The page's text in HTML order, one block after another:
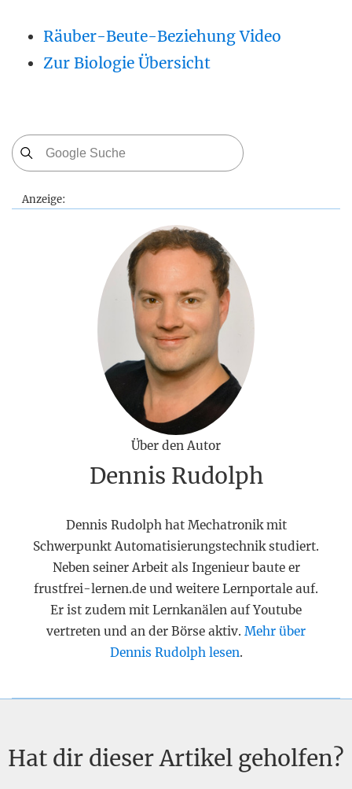
Räuber-Beute-Beziehung Video
Zur Biologie Übersicht
Anzeige:
Über den Autor
Dennis Rudolph
Dennis Rudolph hat Mechatronik mit
Schwerpunkt Automatisierungstechnik studiert.
Neben seiner Arbeit als Ingenieur baute er
frustfrei-lernen.de und weitere Lernportale auf.
Er ist zudem mit Lernkanälen auf Youtube
vertreten und an der Börse aktiv. Mehr über
Dennis Rudolph lesen.
Hat dir dieser Artikel geholfen?